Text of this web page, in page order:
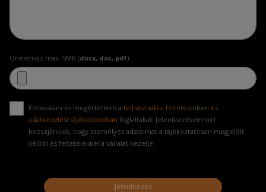
Önéletrajz max. 5MB (docx, doc, pdf):
Elolvastam és megértettem a felhasználási feltételekben és
adatkezelési tájékoztatóban foglaltakat. Jelentkezésemmel
hozzájárulok, hogy személyes adataimat a tájékoztatóban megjelölt
célból és feltételekkel a vállalat kezelje.
Jelentkezés